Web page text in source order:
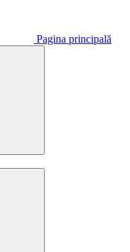
Pagina principală